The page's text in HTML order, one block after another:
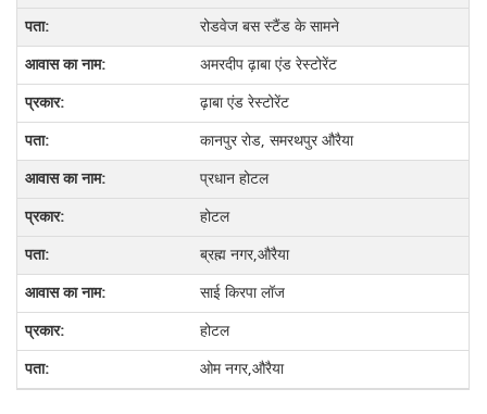
रोडवेज बस स्टैंड के सामने
अमरदीप ढ़ाबा एंड रेस्टोरेंट
ढ़ाबा एंड रेस्टोरेंट
कानपुर रोड, समरथपुर औरैया
प्रधान होटल
होटल
ब्रह्म नगर,औरैया
साई किरपा लॉज
होटल
ओम नगर,औरैया